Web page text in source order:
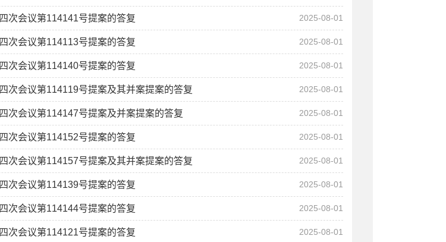
次会议第114141号提案的答复 2025-08-01
次会议第114113号提案的答复 2025-08-01
次会议第114140号提案的答复 2025-08-01
次会议第114119号提案及其并案提案的答复 2025-08-01
次会议第114147号提案及并案提案的答复 2025-08-01
次会议第114152号提案的答复 2025-08-01
次会议第114157号提案及其并案提案的答复 2025-08-01
次会议第114139号提案的答复 2025-08-01
次会议第114144号提案的答复 2025-08-01
次会议第114121号提案的答复 2025-08-01